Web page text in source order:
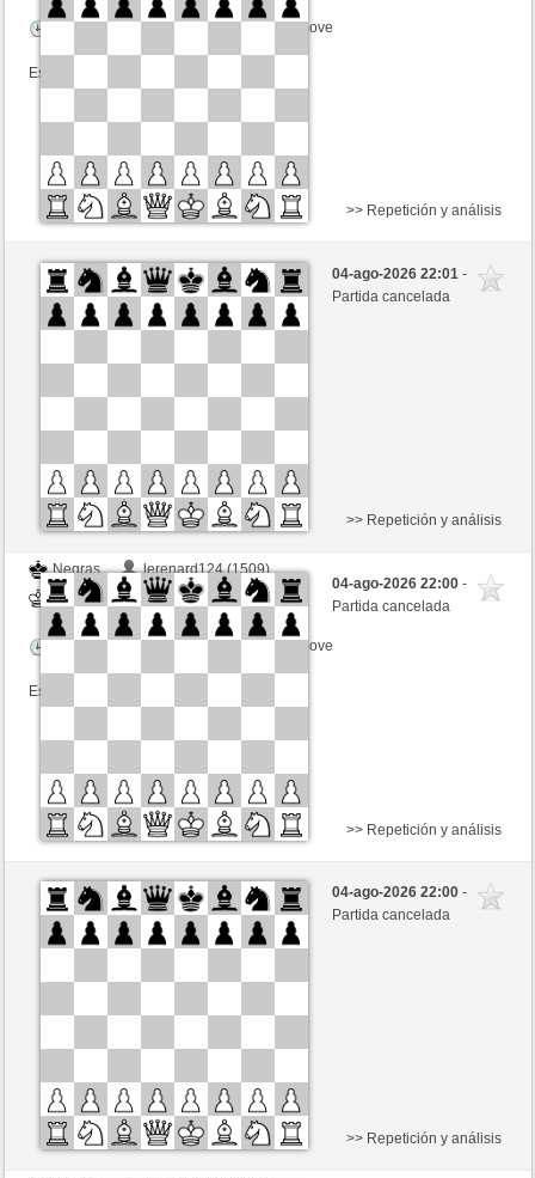
Tiempo: 10 minutes/side + 8 seconds/move
Esta partida es por puntos
Negras
lerenard124 (1509)
Blancas
schacho2 (1276)
>> Repetición y análisis
04-ago-2026 22:01-
Partida cancelada
Negras
lerenard124 (1509)
Blancas
schacho2 (1276)
Tiempo: 10 minutes/side + 8 seconds/move
Esta partida es por puntos
>> Repetición y análisis
04-ago-2026 22:00-
Partida cancelada
Negras
lerenard124 (1509)
Blancas
schacho2 (1276)
>> Repetición y análisis
04-ago-2026 22:00-
Partida cancelada
>> Repetición y análisis